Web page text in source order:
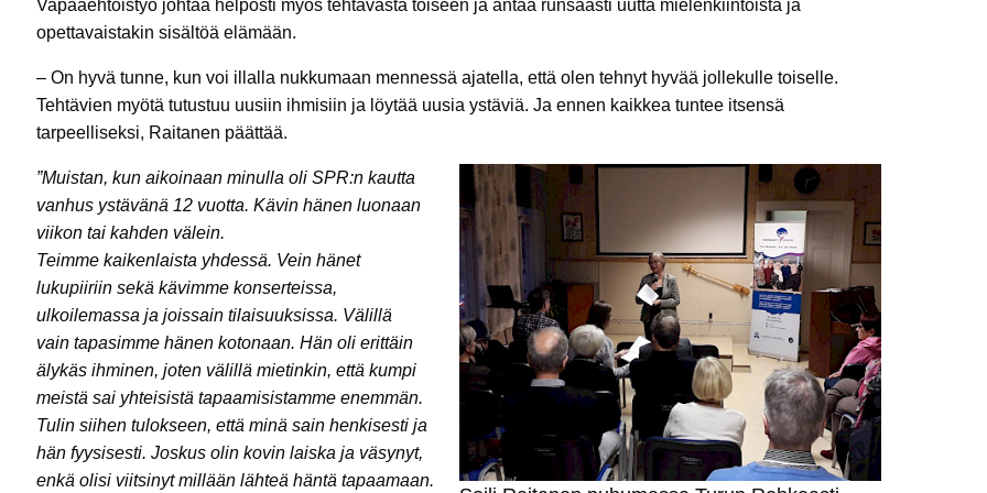
Vapaaehtoistyö johtaa helposti myös tehtävästä toiseen ja antaa runsaasti uutta mielenkiintoista ja
opettavaistakin sisältöä elämään.
– On hyvä tunne, kun voi illalla nukkumaan mennessä ajatella, että olen tehnyt hyvää jollekulle toiselle.
Tehtävien myötä tutustuu uusiin ihmisiin ja löytää uusia ystäviä. Ja ennen kaikkea tuntee itsensä
tarpeelliseksi, Raitanen päättää.
”Muistan, kun aikoinaan minulla oli SPR:n kautta
vanhus ystävänä 12 vuotta. Kävin hänen luonaan
viikon tai kahden välein.
Teimme kaikenlaista yhdessä. Vein hänet
lukupiiriin sekä kävimme konserteissa,
ulkoilemassa ja joissain tilaisuuksissa. Välillä
vain tapasimme hänen kotonaan. Hän oli erittäin
älykäs ihminen, joten välillä mietinkin, että kumpi
meistä sai yhteisistä tapaamisistamme enemmän.
Tulin siihen tulokseen, että minä sain henkisesti ja
hän fyysisesti. Joskus olin kovin laiska ja väsynyt,
enkä olisi viitsinyt millään lähteä häntä tapaamaan.